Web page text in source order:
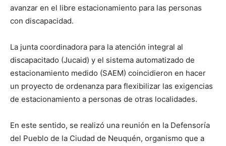
avanzar en el libre estacionamiento para las personas
con discapacidad.
La junta coordinadora para la atención integral al
discapacitado (Jucaid) y el sistema automatizado de
estacionamiento medido (SAEM) coincidieron en hacer
un proyecto de ordenanza para flexibilizar las exigencias
de estacionamiento a personas de otras localidades.
En este sentido, se realizó una reunión en la Defensoría
del Pueblo de la Ciudad de Neuquén, organismo que a